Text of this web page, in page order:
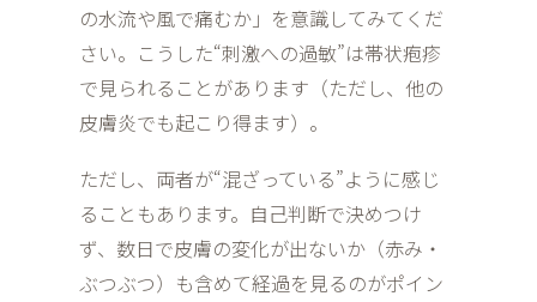
の水流や風で痛むか」を意識してみてくだ
さい。こうした“刺激への過敏”は帯状疱疹
で見られることがあります（ただし、他の
皮膚炎でも起こり得ます）。
ただし、両者が“混ざっている”ように感じ
ることもあります。自己判断で決めつけ
ず、数日で皮膚の変化が出ないか（赤み・
ぶつぶつ）も含めて経過を見るのがポイン